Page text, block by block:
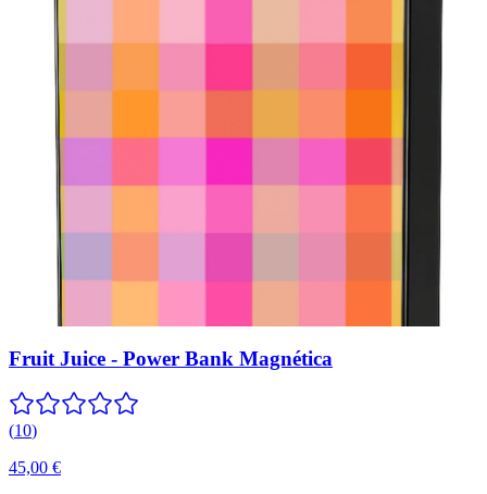
Fruit Juice - Power Bank Magnética
(10)
45,00 €